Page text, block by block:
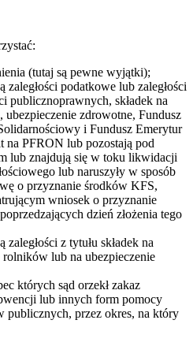
(tutaj są pewne wyjątki);
zaległości podatkowe lub zaległości
publicznoprawnych, składek na
ubezpieczenie zdrowotne, Fundusz
i Fundusz Emerytur
na PFRON lub pozostają pod
lub znajdują się w toku likwidacji
lub naruszyły w sposób
o przyznanie środków KFS,
wniosek o przyznanie
dzień złożenia tego
z tytułu składek na
rolników lub na ubezpieczenie
których sąd orzekł zakaz
lub innych form pomocy
publicznych, przez okres, na który